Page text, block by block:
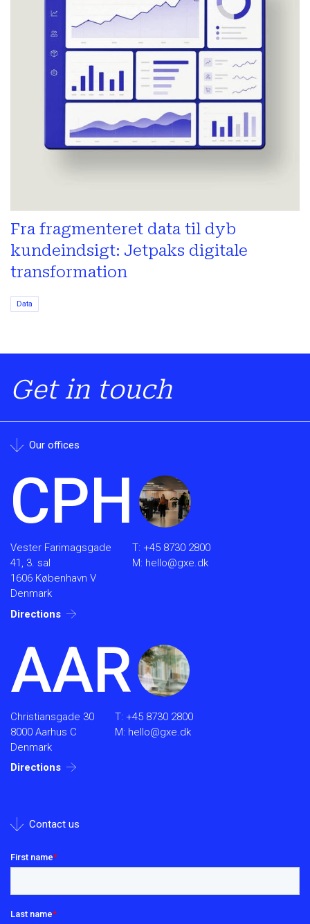
Fra fragmenteret data til dyb
kundeindsigt: Jetpaks digitale
transformation
Data
Get in touch
Our offices
CPH
Vester Farimagsgade
41, 3. sal
1606 København V
Denmark
Directions
T: +45 8730 2800
M: hello@gxe.dk
AAR
Christiansgade 30
8000 Aarhus C
Denmark
Directions
T: +45 8730 2800
M: hello@gxe.dk
Contact us